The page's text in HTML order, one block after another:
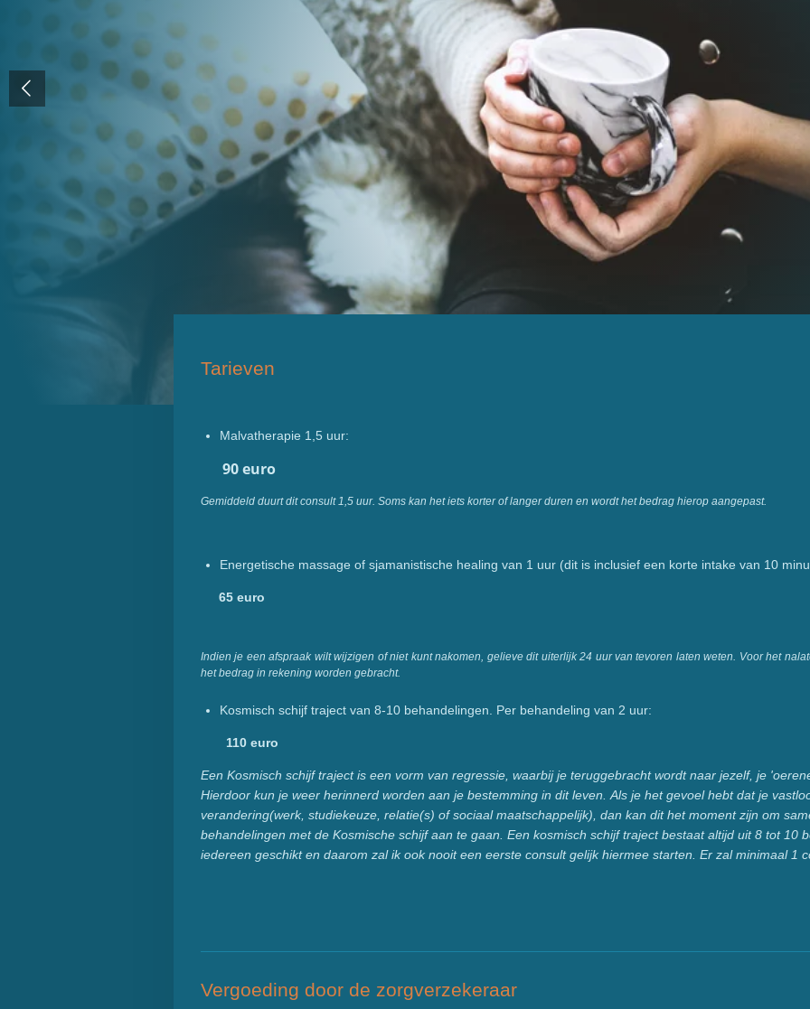
Tarieven
Malvatherapie 1,5 uur:
90 euro
Gemiddeld duurt dit consult 1,5 uur. Soms kan het iets korter of langer duren en wordt het bedrag hierop aangepast.
Energetische massage of sjamanistische healing van 1 uur (dit is inclusief een korte intake van 10
65 euro
Indien je een afspraak wilt wijzigen of niet kunt nakomen, gelieve dit uiterlijk 24 uur van tevoren laten weten. Voor het
het bedrag in rekening worden gebracht.
Kosmisch schijf traject van 8-10 behandelingen. Per behandeling van 2 uur:
110 euro
Een Kosmisch schijf traject is een vorm van regressie, waarbij je teruggebracht wordt naar jezelf, je
Hierdoor kun je weer herinnerd worden aan je bestemming in dit leven. Als je het gevoel hebt dat je
verandering(werk, studiekeuze, relatie(s) of sociaal maatschappelijk), dan kan dit het moment zijn om
behandelingen met de Kosmische schijf aan te gaan. Een kosmisch schijf traject bestaat altijd uit 8 tot 10
iedereen geschikt en daarom zal ik ook nooit een eerste consult gelijk hiermee starten. Er zal minimaal 1
Vergoeding door de zorgverzekeraar